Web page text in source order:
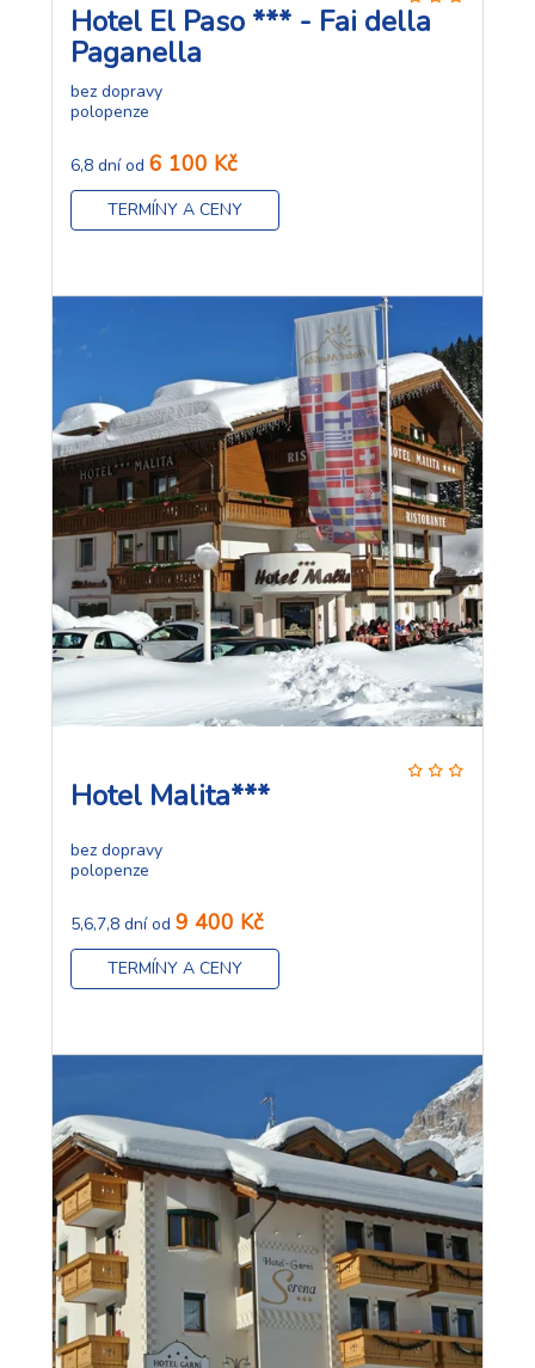
Hotel El Paso *** - Fai della
Paganella
bez dopravy
polopenze
6,8 dní od 6 100 Kč
TERMÍNY A CENY
Hotel Malita***
bez dopravy
polopenze
5,6,7,8 dní od 9 400 Kč
TERMÍNY A CENY